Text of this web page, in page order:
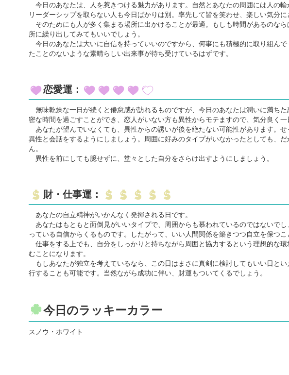
今日のあなたは、人を惹きつける魅力があります。自然とあなたの周囲には人の
リーダーシップを取らない人も今日ばかりは別。率先して皆を笑わせ、楽しい気分に
そのためにも人が多く集まる場所に出かけることが最適。もしも時間があるのな
所に繰り出してみてもいいでしょう。
今日のあなたは大いに自信を持っていいのですから、何事にも積極的に取り組ん
たことのないような素晴らしい出来事が待ち受けているはずです。
恋愛運：
無味乾燥な一日が続くと倦怠感が訪れるものですが、今日のあなたは潤いに満ち
密な時間を過ごすことができ、恋人がいない方も異性からモテますので、気分良く一
あなたが望んでいなくても、異性からの誘いが後を絶たない可能性があります。
異性と会話をするようにしましょう。周囲に好みのタイプがいなかったとしても、
ん。
異性を前にしても臆せずに、堂々とした自分をさらけ出すようにしましょう。
財・仕事運：
あなたの自立精神がいかんなく発揮される日です。
あなたはもともと面倒見がいいタイプで、周囲からも慕われているのではないで
っている自信からくるものです。したがって、いい人間関係を築きつつ自立を保つこ
仕事をする上でも、自分をしっかりと持ちながら周囲と協力するという理想的な
むことになります。
もしあなたが独立を考えているなら、この日はまさに真剣に検討してもいい日と
行することも可能です。当然ながら成功に伴い、財運もついてくるでしょう。
今日のラッキーカラー
スノウ・ホワイト